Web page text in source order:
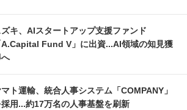
ズキ、AIスタートアップ支援ファンド
A.Capital Fund V」に出資...AI領域の知見獲
マト運輸、統合人事システム「COMPANY」
採用...約17万名の人事基盤を刷新